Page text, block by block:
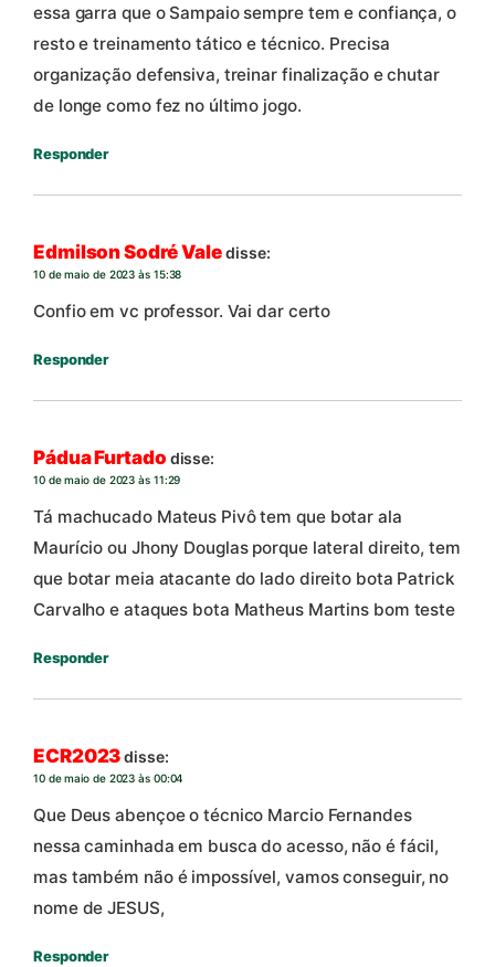
essa garra que o Sampaio sempre tem e confiança, o
resto e treinamento tático e técnico. Precisa
organização defensiva, treinar finalização e chutar
de longe como fez no último jogo.
Responder
Edmilson Sodré Valedisse:
10 de maio de 2023 às 15:38
Confio em vc professor. Vai dar certo
Responder
Pádua Furtado disse:
10 de maio de 2023 às 11:29
Tá machucado Mateus Pivô tem que botar ala
Maurício ou Jhony Douglas porque lateral direito, tem
que botar meia atacante do lado direito bota Patrick
Carvalho e ataques bota Matheus Martins bom teste
Responder
ECR2023disse:
10 de maio de 2023 às 00:04
Que Deus abençoe o técnico Marcio Fernandes
nessa caminhada em busca do acesso, não é fácil,
mas também não é impossível, vamos conseguir, no
nome de JESUS,
Responder